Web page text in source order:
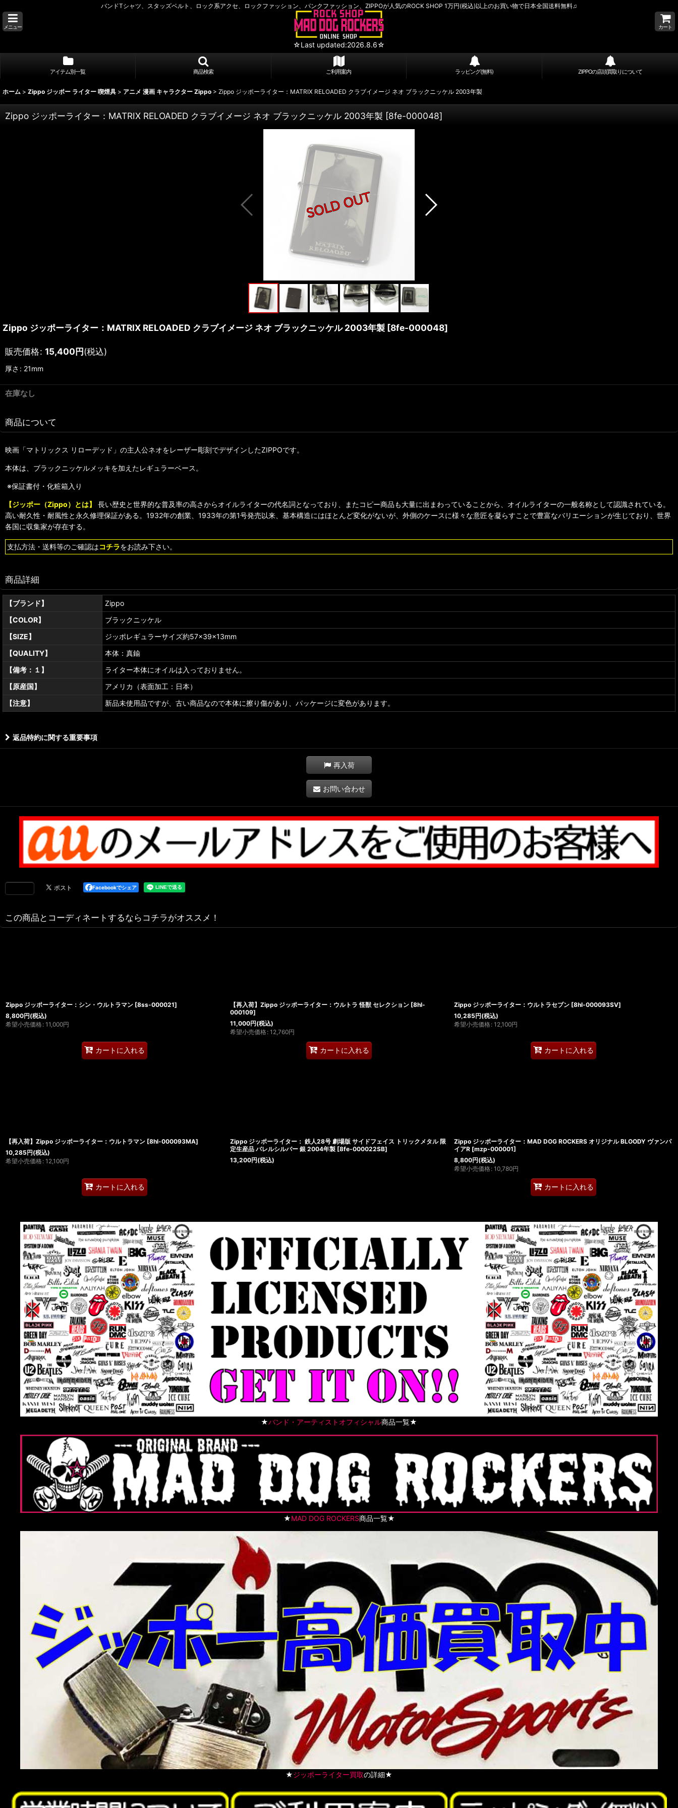
バンドTシャツ、スタッズベルト、ロック系アクセ、ロックファッション、パンクファッション、ZIPPOが人気のROCK SHOP 1万円(税込)以上のお買い物で日本全国送料無料♫
メニュー
☆Last updated:2026.8.6☆
カート
アイテム別一覧 商品検索 ご利用案内 ラッピング(無料) ZIPPOの店頭買取りについて
ホーム > Zippo ジッポー ライター 喫煙具 > アニメ 漫画 キャラクター Zippo > Zippo ジッポーライター：MATRIX RELOADED クラブイメージ ネオ ブラックニッケル 2003年製
Zippo ジッポーライター：MATRIX RELOADED クラブイメージ ネオ ブラックニッケル 2003年製 [8fe-000048]
Zippo ジッポーライター：MATRIX RELOADED クラブイメージ ネオ ブラックニッケル 2003年製 [8fe-000048]
販売価格: 15,400円(税込)
厚さ : 21mm
在庫なし
商品について
映画「マトリックス リローデッド」の主人公ネオをレーザー彫刻でデザインしたZIPPOです。
本体は、ブラックニッケルメッキを加えたレギュラーベース。
※保証書付・化粧箱入り
【ジッポー（Zippo）とは】
長い歴史と世界的な普及率の高さからオイルライターの代名詞となっており、またコピー商品も大量に出まわっていることから、オイルライターの一般名称として認識されている。
高い耐久性・耐風性と永久修理保証がある。1932年の創業、1933年の第1号発売以来、基本構造にはほとんど変化がないが、外側のケースに様々な意匠を凝らすことで豊富なバリエーションが生じており、世界
各国に収集家が存在する。
支払方法・送料等のご確認はコチラをお読み下さい。
商品詳細
【ブランド】
Zippo
【COLOR】
ブラックニッケル
【SIZE】
ジッポレギュラーサイズ約57×39×13mm
【QUALITY】
本体：真鍮
【備考：１】
ライター本体にオイルは入っておりません。
【原産国】
アメリカ（表面加工：日本）
【注意】
新品未使用品ですが、古い商品なので本体に擦り傷があり、パッケージに変色があります。
返品特約に関する重要事項
再入荷
お問い合わせ
Facebookでシェア
この商品とコーディネートするならコチラがオススメ！
Zippo ジッポーライター：シン・ウルトラマン [8ss-000021]
8,800円(税込)
希望小売価格 : 11,000円
カートに入れる
【再入荷】Zippo ジッポーライター：ウルトラ 怪獣 セレクション [8hl-
000109]
11,000円(税込)
希望小売価格 : 12,760円
カートに入れる
Zippo ジッポーライター：ウルトラセブン [8hl-000093SV]
10,285円(税込)
希望小売価格 : 12,100円
カートに入れる
【再入荷】Zippo ジッポーライター：ウルトラマン [8hl-000093MA]
10,285円(税込)
希望小売価格 : 12,100円
カートに入れる
Zippo ジッポーライター： 鉄人28号 劇場版 サイドフェイス トリックメタル 限
定生産品 バレルシルバー 銀 2004年製 [8fe-000022SB]
13,200円(税込)
Zippo ジッポーライター：MAD DOG ROCKERS オリジナル BLOODY ヴァンパ
イアR [mzp-000001]
8,800円(税込)
希望小売価格 : 10,780円
カートに入れる
★バンド・アーティストオフィシャル商品一覧★
★MAD DOG ROCKERS商品一覧★
★ジッポーライター買取の詳細★